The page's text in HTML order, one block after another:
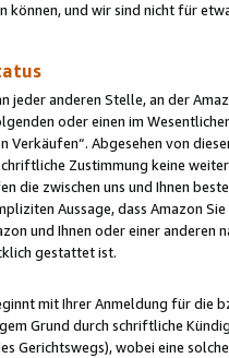
und wir sind nicht für
jeder anderen Stelle, an der
oder einen im
Verkäufen“. Abgesehen von
Zustimmung keine
die zwischen uns und Ihnen
Aussage, dass Amazon
und Ihnen oder einer
gestattet ist.
mit Ihrer Anmeldung für die
Grund durch schriftliche
Gerichtswegs), wobei eine